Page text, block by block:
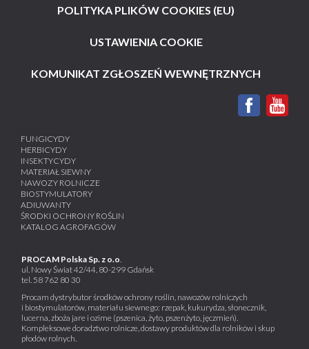
POLITYKA PLIKÓW COOKIES (EU)
USTAWIENIA COOKIE
KOMUNIKAT ZGŁOSZEŃ WEWNĘTRZNYCH
FUNGICYDY
HERBICYDY
INSEKTYCYDY
MATERIAŁ SIEWNY
NAWOZY ROLNICZE
BIOSTYMULATORY
ADIUWANTY
ŚRODKI OCHRONY ROŚLIN
KATALOG AGROFAGÓW
PROCAM Polska Sp. z o.o.
ul. Nowy Świat 42/44, 80-299 Gdańsk
tel. 58 762 80 30
Procam dystrybutor środków ochrony roślin, nawozów rolniczych
i biostymulatorów, materiału siewnego: rzepak, kukurydza, słonecznik,
lucerna, zboża jare i ozime (pszenica, żyto, pszenżyto, jęczmień).
Kompleksowe doradztwo rolnicze, dostawy produktów dla rolników i skup
płodów rolnych.